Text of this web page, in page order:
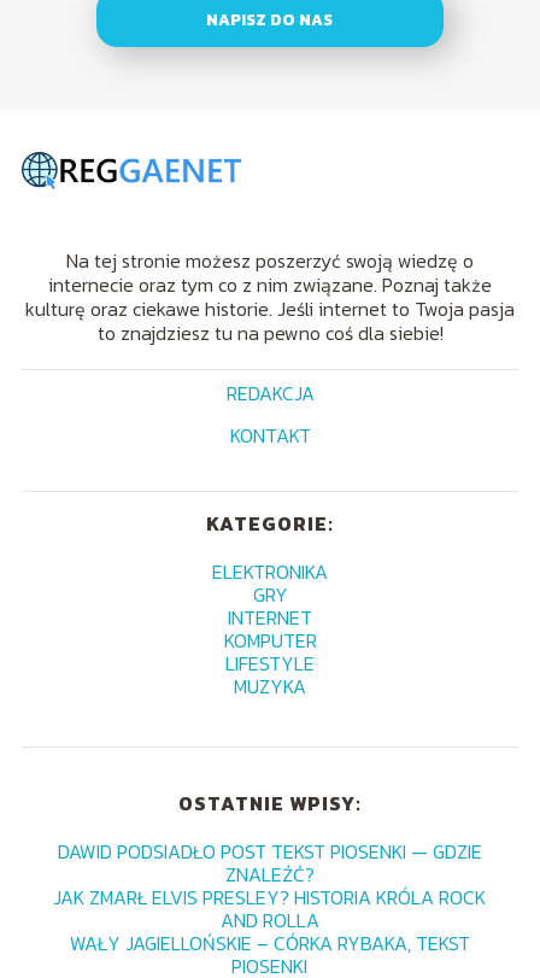
NAPISZ DO NAS
Na tej stronie możesz poszerzyć swoją wiedzę o
internecie oraz tym co z nim związane. Poznaj także
kulturę oraz ciekawe historie. Jeśli internet to Twoja pasja
to znajdziesz tu na pewno coś dla siebie!
REDAKCJA
KONTAKT
KATEGORIE:
ELEKTRONIKA
GRY
INTERNET
KOMPUTER
LIFESTYLE
MUZYKA
OSTATNIE WPISY:
DAWID PODSIADŁO POST TEKST PIOSENKI — GDZIE
ZNALEŹĆ?
JAK ZMARŁ ELVIS PRESLEY? HISTORIA KRÓLA ROCK
AND ROLLA
WAŁY JAGIELLOŃSKIE – CÓRKA RYBAKA, TEKST
PIOSENKI